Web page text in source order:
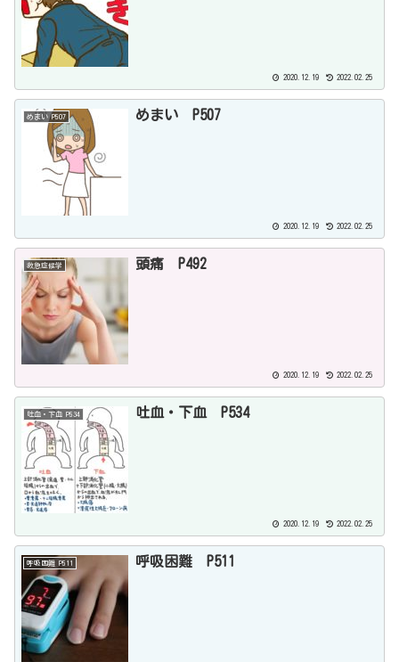
2020.12.19 2022.02.25
めまい P507 めまい P507
2020.12.19 2022.02.25
救急症候学 頭痛 P492
2020.12.19 2022.02.25
吐血・下血 P534 吐血・下血 P534
2020.12.19 2022.02.25
呼吸困難 P511 呼吸困難 P511